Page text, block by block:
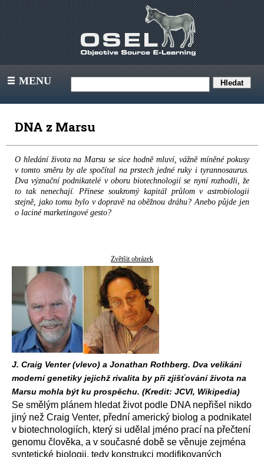
III MENU
DNA z Marsu
O hledání života na Marsu se sice hodně mluví, vážně míněné pokusy
v tomto směru by ale spočítal na prstech jedné ruky i tyrannosaurus.
Dva význační podnikatelé v oboru biotechnologií se nyní rozhodli, že
to tak nenechají. Přinese soukromý kapitál průlom v astrobiologii
stejně, jako tomu bylo v dopravě na oběžnou dráhu? Anebo půjde jen
o laciné marketingové gesto?
Zvětšit obrázek
J. Craig Venter (vlevo) a Jonathan Rothberg. Dva velikáni
moderní genetiky jejichž rivalita by při zjišťování života na
Marsu mohla být ku prospěchu. (Kredit: JCVI, Wikipedia)
Se smělým plánem hledat život podle DNA nepřišel nikdo
jiný než Craig Venter, přední americký biolog a podnikatel
v biotechnologiích, který si udělal jméno prací na přečtení
genomu člověka, a v současné době se věnuje zejména
syntetické biologii, tedy konstrukci modifikovaných